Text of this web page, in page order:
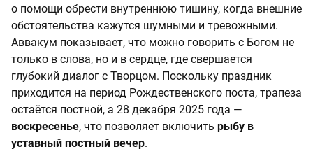
о помощи обрести внутреннюю тишину, когда внешние
обстоятельства кажутся шумными и тревожными.
Аввакум показывает, что можно говорить с Богом не
только в слова, но и в сердце, где свершается
глубокий диалог с Творцом. Поскольку праздник
приходится на период Рождественского поста, трапеза
остаётся постной, а 28 декабря 2025 года —
воскресенье, что позволяет включить рыбу в
уставный постный вечер.